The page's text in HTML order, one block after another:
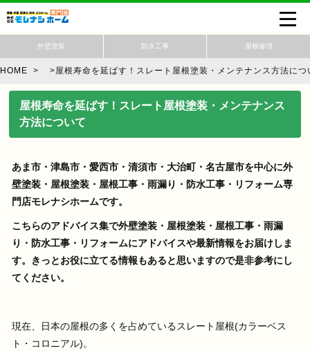
外壁塗装 防水工事 屋根修理
HOME > >屋根寿命を延ばす！スレート屋根塗装・メンテナンス方法につ
屋根寿命を延ばす！スレート屋根塗装・メンテナンス
方法について
あま市・津島市・愛西市・清須市・大治町・名古屋市を中心に外
壁塗装・屋根塗装・屋根工事・雨漏り・防水工事・リフォーム専
門店モレナシホームです。
こちらのアドバイス集で外壁塗装・屋根塗装・屋根工事・雨漏
り・防水工事・リフォームにアドバイスや最新情報をお届けしま
す。きっとお役に立てる情報もあると思いますので是非参考にし
てください。
現在、日本の屋根の多くを占めているスレート屋根(カラーベス
ト・コロニアル)。